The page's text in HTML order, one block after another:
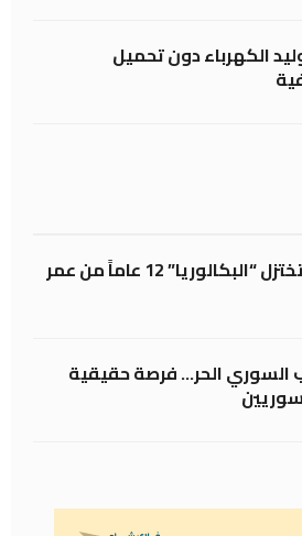
الكهرباء دون تحميل
كابوس النتائج.. حين تختزل “البكالوريا” 12 عاماً من عمر
الحر… فرصة حقيقية